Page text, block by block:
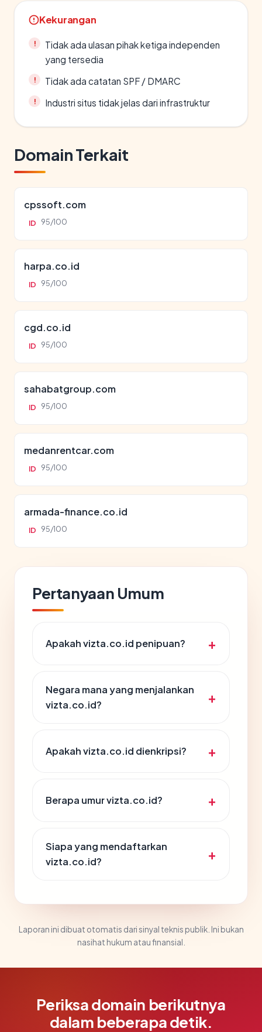
Kekurangan
Tidak ada ulasan pihak ketiga independen
yang tersedia
Tidak ada catatan SPF / DMARC
Industri situs tidak jelas dari infrastruktur
Domain Terkait
cpssoft.com
ID 95/100
harpa.co.id
ID 95/100
cgd.co.id
ID 95/100
sahabatgroup.com
ID 95/100
medanrentcar.com
ID 95/100
armada-finance.co.id
ID 95/100
Pertanyaan Umum
Apakah vizta.co.id penipuan?
Negara mana yang menjalankan
vizta.co.id?
Apakah vizta.co.id dienkripsi?
Berapa umur vizta.co.id?
Siapa yang mendaftarkan
vizta.co.id?
Laporan ini dibuat otomatis dari sinyal teknis publik. Ini bukan
nasihat hukum atau finansial.
Periksa domain berikutnya
dalam beberapa detik.